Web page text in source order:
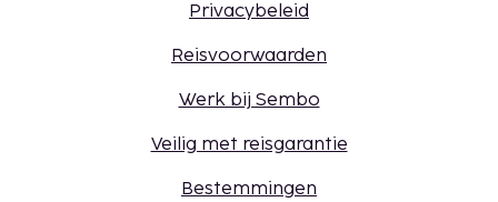
Privacybeleid
Reisvoorwaarden
Werk bij Sembo
Veilig met reisgarantie
Bestemmingen